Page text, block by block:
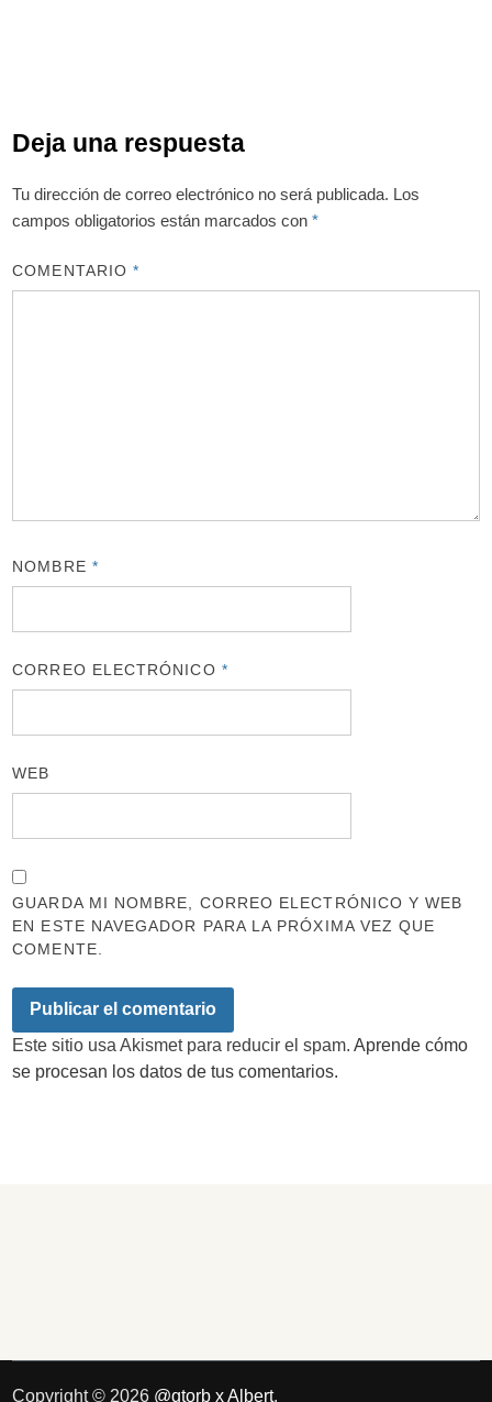
Deja una respuesta
Tu dirección de correo electrónico no será publicada. Los
campos obligatorios están marcados con*
COMENTARIO*
NOMBRE *
CORREO ELECTRÓNICO *
WEB
GUARDA MI NOMBRE, CORREO ELECTRÓNICO Y WEB
EN ESTE NAVEGADOR PARA LA PRÓXIMA VEZ QUE
COMENTE.
Este sitio usa Akismet para reducir el spam.Aprende cómo
se procesan los datos de tus comentarios.
Copyright © 2026 @qtorb x Albert.